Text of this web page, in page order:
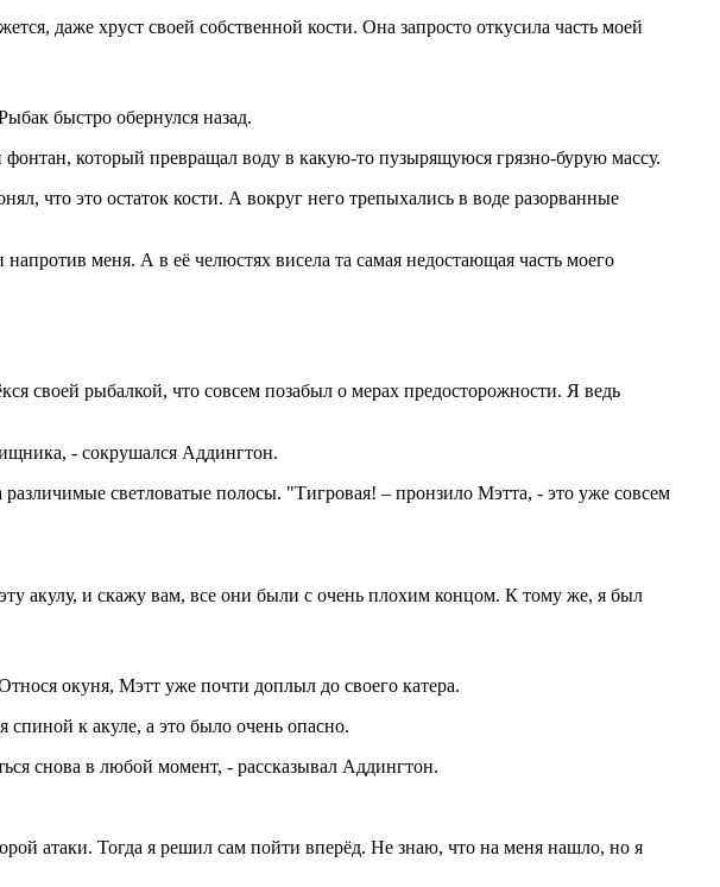
даже хруст своей собственной кости. Она запросто откусила часть моей
быстро обернулся назад.
который превращал воду в какую-то пузырящуюся грязно-бурую массу.
что это остаток кости. А вокруг него трепыхались в воде разорванные
меня. А в её челюстях висела та самая недостающая часть моего
своей рыбалкой, что совсем позабыл о мерах предосторожности. Я ведь
- сокрушался Аддингтон.
светловатые полосы. "Тигровая! – пронзило Мэтта, - это уже совсем
акулу, и скажу вам, все они были с очень плохим концом. К тому же, я был
окуня, Мэтт уже почти доплыл до своего катера.
спиной к акуле, а это было очень опасно.
снова в любой момент, - рассказывал Аддингтон.
атаки. Тогда я решил сам пойти вперёд. Не знаю, что на меня нашло, но я